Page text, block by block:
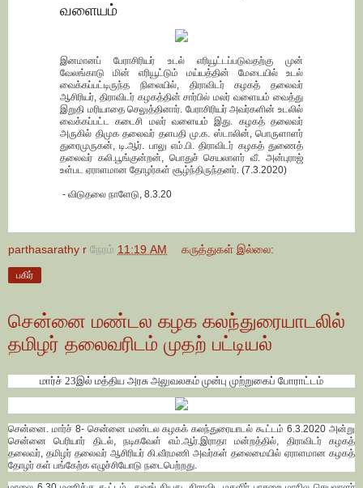
வளையம்
இனமானப் பேராசிரியர் உடல் எரியூட்டப்படுவதற்கு முன்
வேலங்காடு மின் எரியூட்டும் மய்யத்தின் மேடையில் உடல்
வைக்கப்பட்டிருந்த நிலையில், திராவிடர் கழகத் தலைவர்
ஆசிரியர், திராவிடர் கழகத்தின் சார்பில் மலர் வளையம் வைத்து
இறுதி மரியாதை செலுத்தினார். பேராசிரியர் அவர்களின் உடலில்
வைக்கப்பட்ட கடைசி மலர் வளையம் இது. கழகத் தலைவர்
அருகில் திமுக தலைவர் தளபதி மு.க. ஸ்டாலின், பொருளாளர்
துரைமுருகன், டி.ஆர். பாலு எம்.பி. திராவிடர் கழகத் துணைத்
தலைவர் கலி.பூங்குன்றன், பொதுச் செயலாளர் வீ. அன்புராஜ்
உள்பட ஏராளமான தோழர்கள் சூழ்ந்திருந்தனர். (7.3.2020)
- விடுதலை நாளேடு, 8.3.20
parthasarathy r நேரம் 11:19 AM கருத்துகள் இல்லை:
பகிர்
சென்னை மண்டல கழக கலந்துரையாடலில்
தமிழர் தலைவரிடம் முதற் பட்டியல்
மார்ச் 23இல் மத்திய அரசு அலுவலகம் முன்பு முற்றுகைப் போராட்டம்
சென்னை. மார்ச் 8- சென்னை மண்டல கழகக் கலந்துரையாடல் கூட்டம் 6.3.2020 அன்று
சென்னை பெரியார் திடல், நடிகவேள் எம்.ஆர்.இராதா மன்றத்தில், திராவிடர் கழகத்
தலைவர், தமிழர் தலைவர் ஆசிரியர் கி.வீரமணி அவர்கள் தலைமையில் ஏராளமான கழகத்
தோழர் கள் பங்கேற்க எழுச்சியோடு நடைபெற்றது.